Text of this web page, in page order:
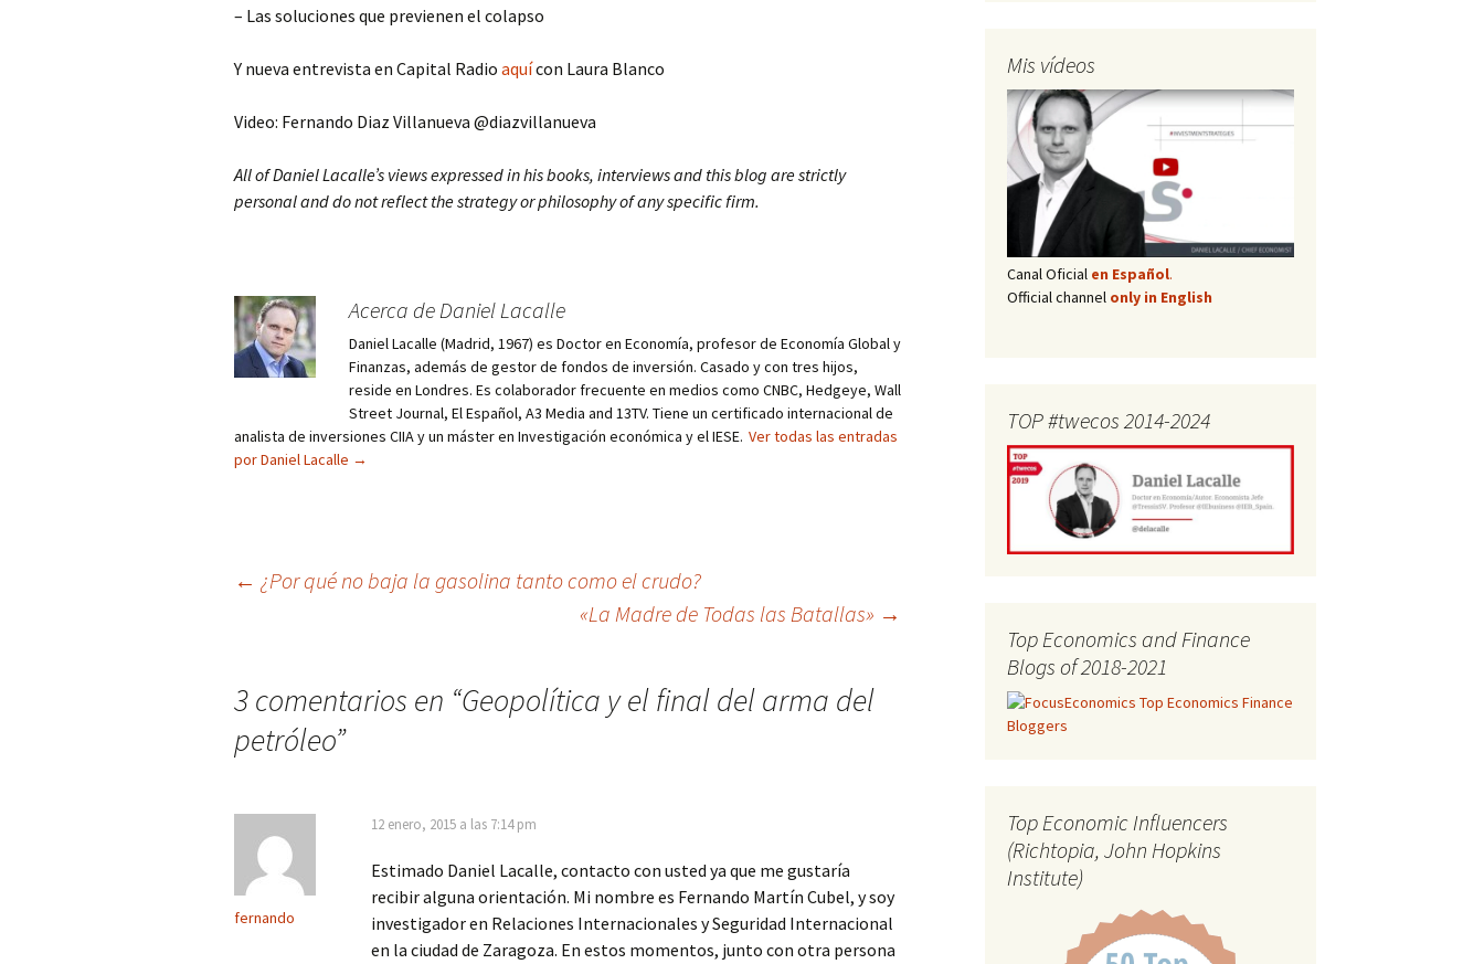
– Las soluciones que previenen el colapso
Y nueva entrevista en Capital Radio aquícon Laura Blanco
Video: Fernando Diaz Villanueva @diazvillanueva
All of Daniel Lacalle’s views expressed in his books, interviews and this blog are strictly
personal and do not reflect the strategy or philosophy of any specific firm.
Acerca de Daniel Lacalle
Daniel Lacalle (Madrid, 1967) es Doctor en Economía, profesor de Economía Global y
Finanzas, además de gestor de fondos de inversión. Casado y con tres hijos,
reside en Londres. Es colaborador frecuente en medios como CNBC, Hedgeye, Wall
Street Journal, El Español, A3 Media and 13TV. Tiene un certificado internacional de
analista de inversiones CIIA y un máster en Investigación económica y el IESE. Ver todas las entradas
por Daniel Lacalle →
← ¿Por qué no baja la gasolina tanto como el crudo?
«La Madre de Todas las Batallas» →
3 comentarios en “Geopolítica y el final del arma del
petróleo”
fernando
12 enero, 2015 a las 7:14 pm
Estimado Daniel Lacalle, contacto con usted ya que me gustaría
recibir alguna orientación. Mi nombre es Fernando Martín Cubel, y soy
investigador en Relaciones Internacionales y Seguridad Internacional
en la ciudad de Zaragoza. En estos momentos, junto con otra persona
Mis vídeos
Canal Oficial en Español.
Official channel only in English
TOP #twecos 2014-2024
Top Economics and Finance
Blogs of 2018-2021
Top Economic Influencers
(Richtopia, John Hopkins
Institute)